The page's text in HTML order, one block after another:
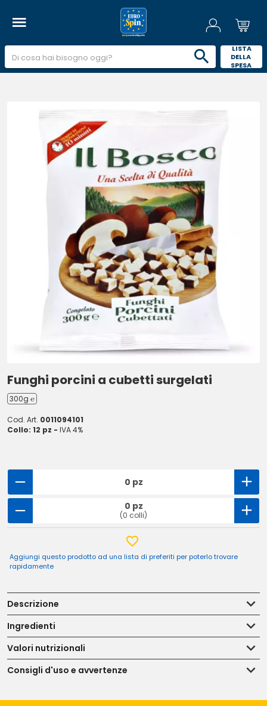
LISTA
DELLA
SPESA
Funghi porcini a cubetti surgelati
300g ℮
Cod. Art. 0011094101
Collo: 12 pz - IVA 4%
0 pz
0 pz
(0 colli)
Aggiungi questo prodotto ad una lista di preferiti per poterlo trovare
rapidamente
Descrizione
Ingredienti
Valori nutrizionali
Consigli d'uso e avvertenze